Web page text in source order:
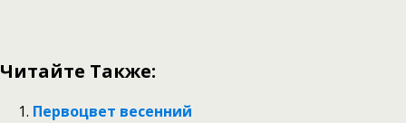
Читайте Также:
Первоцвет весенний